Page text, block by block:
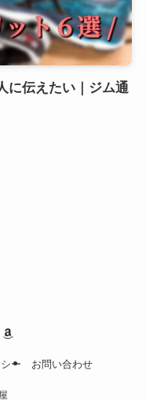
に伝えたい｜ジム通
ー お問い合わせ